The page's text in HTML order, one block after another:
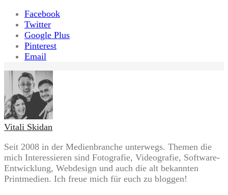
Facebook
Twitter
Google Plus
Pinterest
Email
Vitali Skidan
Seit 2008 in der Medienbranche unterwegs. Themen die
mich Interessieren sind Fotografie, Videografie, Software-
Entwicklung, Webdesign und auch die alt bekannten
Printmedien. Ich freue mich für euch zu bloggen!